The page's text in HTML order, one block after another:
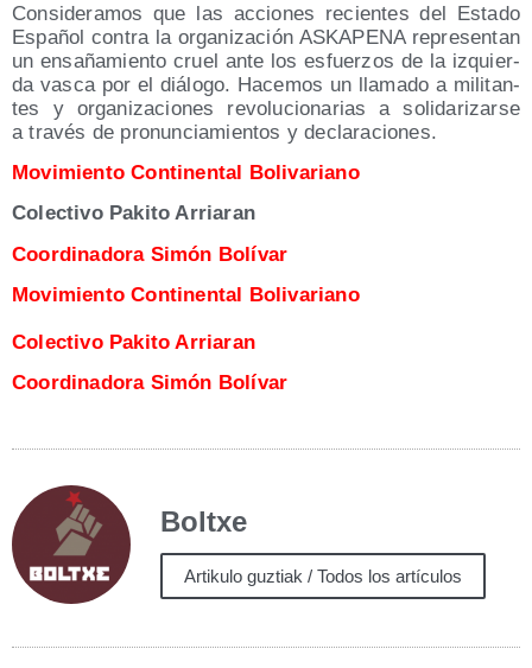
Con­si­de­ra­mos que las accio­nes recien­tes del Esta­do
Espa­ñol con­tra la orga­ni­za­ción ASKAPENA repre­sen­tan
un ensa­ña­mien­to cruel ante los esfuer­zos de la izquier­
da vas­ca por el diá­lo­go. Hace­mos un lla­ma­do a mili­tan­
tes y orga­ni­za­cio­nes revo­lu­cio­na­rias a soli­da­ri­zar­se
a tra­vés de pro­nun­cia­mien­tos y declaraciones.
Movi­mien­to Con­ti­nen­tal Bolivariano
Colec­ti­vo Paki­to Arriaran
Coor­di­na­do­ra Simón Bolívar
Movi­mien­to Con­ti­nen­tal Bolivariano
Colec­ti­vo Paki­to Arriaran
Coor­di­na­do­ra Simón Bolívar
Boltxe
Artikulo guztiak / Todos los artículos